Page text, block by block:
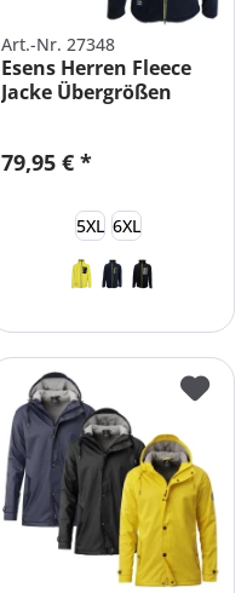
Art.-Nr. 27348
Esens Herren Fleece
Jacke Übergrößen
79,95 € *
5XL 6XL